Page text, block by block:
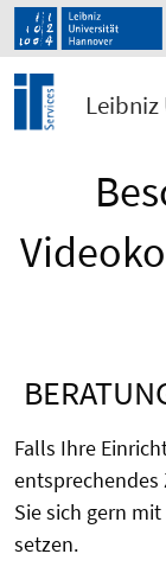
Leibniz
Falls Ihre
Sie sich gern
setzen.